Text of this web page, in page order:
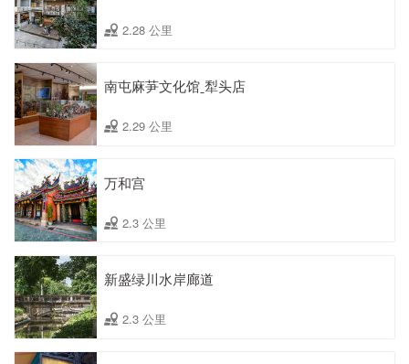
2.28 公里
南屯麻芛文化馆ˍ犁头店
2.29 公里
万和宫
2.3 公里
新盛绿川水岸廊道
2.3 公里